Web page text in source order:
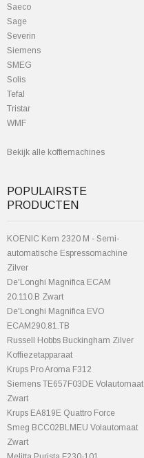
Saeco
Sage
Severin
Siemens
SMEG
Solis
Tefal
Tristar
WMF
Bekijk alle koffiemachines
POPULAIRSTE
PRODUCTEN
KOENIC Kem 2320 M - Semi-
automatische Espressomachine
Zilver
De'Longhi Magnifica ECAM
20.110.B Zwart
De'Longhi Magnifica EVO
ECAM290.81.TB
Russell Hobbs Buckingham Zilver
Koffiezetapparaat
Krups Pro Aroma F312
Siemens TE657F03DE Volautomaat
Zwart
Krups EA819E Quattro Force
Smeg BCC02BLMEU Volautomaat
Zwart